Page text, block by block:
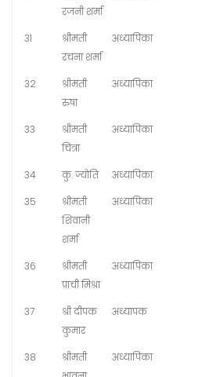
रजनी शर्मा
31
श्रीमती
रचना शर्मा
अध्यापिका
32
श्रीमती
रुषा
अध्यापिका
33
श्रीमती
चित्रा
अध्यापिका
34 कु. ज्योति
अध्यापिका
35
श्रीमती
शिवानी
शर्मा
अध्यापिका
36
श्रीमती
प्राची मिश्रा
अध्यापिका
37
श्री दीपक
कुमार
अध्यापक
38
श्रीमती
अध्यापिका